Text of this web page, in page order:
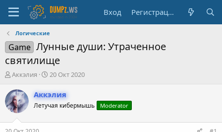
Вход Регистрация
Логические
Game Лунные души: Утраченное
святилище
А
т
о
р
е
Аккэлия
Д
т
а
н
20 Окт 2020
Аккэлия
Летучая кибермышь Moderator